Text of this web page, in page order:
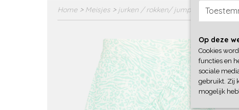
Home > Meisjes > jurken / rokken/ jumpsuit >Vingino
Op deze
Cookies
functies en
sociale
gebruikt. Zij
mogelijk